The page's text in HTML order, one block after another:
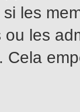
les
les